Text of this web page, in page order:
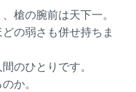
槍の腕前は天下一。
の弱さも併せ持ちま
のひとりです。
か。